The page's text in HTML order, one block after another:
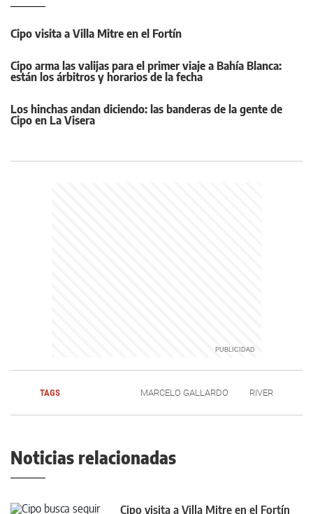
Cipo visita a Villa Mitre en el Fortín
Cipo arma las valijas para el primer viaje a Bahía Blanca:
están los árbitros y horarios de la fecha
Los hinchas andan diciendo: las banderas de la gente de
Cipo en La Visera
TAGS MARCELO GALLARDO RIVER
Noticias relacionadas
Cipo visita a Villa Mitre en el Fortín